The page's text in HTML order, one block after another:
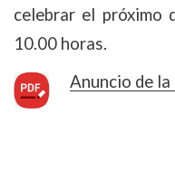
celebrar el próximo
10.00 horas.
Anuncio de